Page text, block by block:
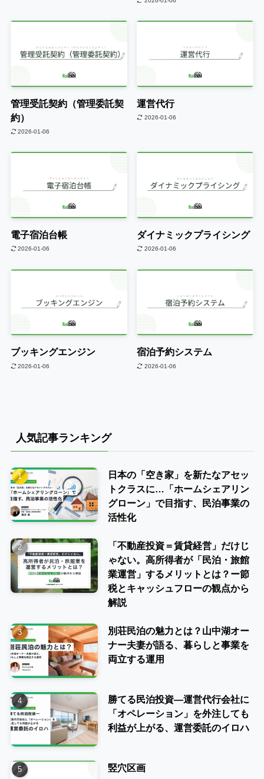
管理受託契約（管理委託契
約）
2026-01-06
運営代行
2026-01-06
電子宿泊台帳
2026-01-06
ダイナミックプライシング
2026-01-06
ブッキングエンジン
2026-01-06
宿泊予約システム
2026-01-06
人気記事ランキング
日本の「空き家」を新たなアセッ
トクラスに…「ホームシェアリン
グローン」で目指す、民泊事業の
活性化
「不動産投資＝賃貸経営」だけじ
ゃない。高所得者が「民泊・旅館
業運営」するメリットとは？ー節
税とキャッシュフローの観点から
解説
別荘民泊の魅力とは？山中湖オー
ナー夫妻が語る、暮らしと事業を
両立する運用
勝てる民泊投資―運営代行会社に
「オペレーション」を外注しても
利益が上がる、運営委託のイロハ
竪穴区画